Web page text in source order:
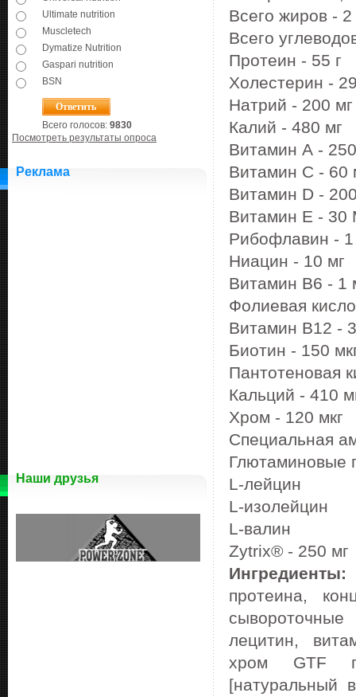
Ultimate nutrition
Muscletech
Dymatize Nutrition
Gaspari nutrition
BSN
Всего голосов: 9830
Посмотреть результаты опроса
Реклама
Наши друзья
Всего жиров -
Всего
Протеин - 55 г
Холестерин -
Натрий - 200
Калий - 480 мг
Витамин А -
Витамин С - 60
Витамин D -
Витамин Е -
Рибофлавин -
Ниацин - 10 мг
Витамин В6 - 1
Фолиевая
Витамин В12 -
Биотин - 150
Пантотеновая
Кальций - 410
Хром - 120 мкг
Специальная
Глютаминовые
L-лейцин
L-изолейцин
L-валин
Zytrix® - 250 мг
Ингредиенты:
протеина,
сывороточные
лецитин,
хром GTF
[натуральный